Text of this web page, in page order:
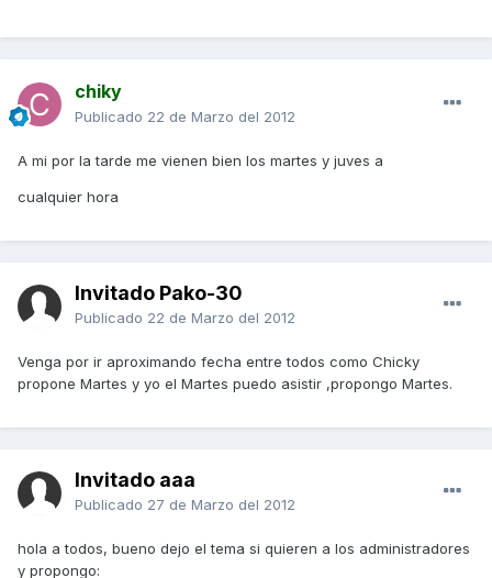
chiky
Publicado 22 de Marzo del 2012
A mi por la tarde me vienen bien los martes y juves a
cualquier hora
Invitado Pako-30
Publicado 22 de Marzo del 2012
Venga por ir aproximando fecha entre todos como Chicky
propone Martes y yo el Martes puedo asistir ,propongo Martes.
Invitado aaa
Publicado 27 de Marzo del 2012
hola a todos, bueno dejo el tema si quieren a los administradores
y propongo: